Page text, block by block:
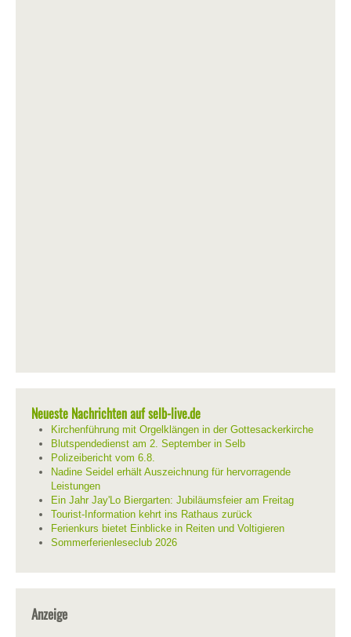
Neueste Nachrichten auf selb-live.de
Kirchenführung mit Orgelklängen in der Gottesackerkirche
Blutspendedienst am 2. September in Selb
Polizeibericht vom 6.8.
Nadine Seidel erhält Auszeichnung für hervorragende
Leistungen
Ein Jahr Jay'Lo Biergarten: Jubiläumsfeier am Freitag
Tourist-Information kehrt ins Rathaus zurück
Ferienkurs bietet Einblicke in Reiten und Voltigieren
Sommerferienleseclub 2026
Anzeige